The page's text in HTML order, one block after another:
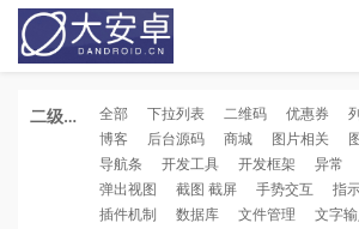
二级分
全部 下拉列表 二维码 优惠券
博客
后台源码 商城 图片相关
导航条
开发工具 开发框架 异常
弹出视图
截图 截屏 手势交互 指
插件机制
数据库 文件管理 文字